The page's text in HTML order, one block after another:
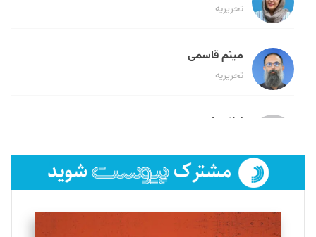
تحریریه
میثم قاسمی
تحریریه
لیلا حنارود
فائزه فتحی رستمی
تحریریه